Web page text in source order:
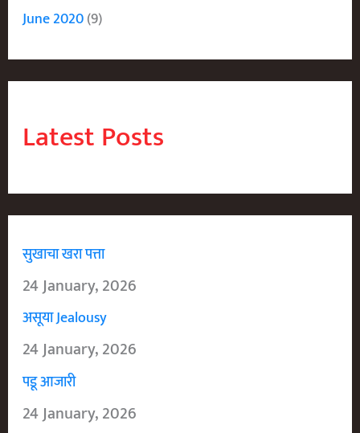
June 2020(9)
Latest Posts
सुखाचा खरा पत्ता
24 January, 2026
असूया Jealousy
24 January, 2026
पडू आजारी
24 January, 2026